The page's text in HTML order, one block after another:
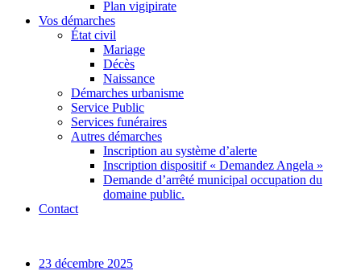
Plan vigipirate
Vos démarches
État civil
Mariage
Décès
Naissance
Démarches urbanisme
Service Public
Services funéraires
Autres démarches
Inscription au système d’alerte
Inscription dispositif « Demandez Angela »
Demande d’arrêté municipal occupation du
domaine public.
Contact
23 décembre 2025